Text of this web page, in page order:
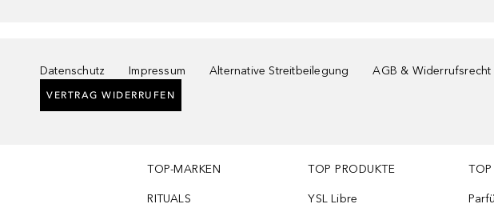
Datenschutz Impressum Alternative Streitbeilegung AGB & Widerrufsrecht
VERTRAG WIDERRUFEN
TOP-MARKEN
RITUALS
TOP PRODUKTE
YSL Libre
TOP